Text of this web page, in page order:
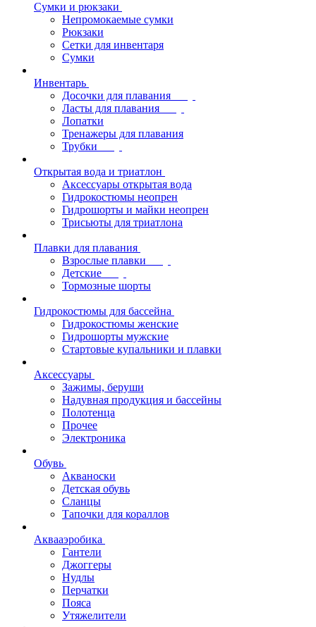
Сумки и рюкзаки
Непромокаемые сумки
Рюкзаки
Сетки для инвентаря
Сумки
Инвентарь
Досочки для плавания
Ласты для плавания
Лопатки
Тренажеры для плавания
Трубки
Открытая вода и триатлон
Аксессуары открытая вода
Гидрокостюмы неопрен
Гидрошорты и майки неопрен
Трисьюты для триатлона
Плавки для плавания
Взрослые плавки
Детские
Тормозные шорты
Гидрокостюмы для бассейна
Гидрокостюмы женские
Гидрошорты мужские
Стартовые купальники и плавки
Аксессуары
Зажимы, беруши
Надувная продукция и бассейны
Полотенца
Прочее
Электроника
Обувь
Акваноски
Детская обувь
Сланцы
Тапочки для кораллов
Аквааэробика
Гантели
Джоггеры
Нудлы
Перчатки
Пояса
Утяжелители